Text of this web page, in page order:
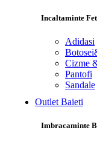
Incaltaminte
Adidasi
Cizme
Pantofi
Sandale
Outlet Baieti
Imbracaminte